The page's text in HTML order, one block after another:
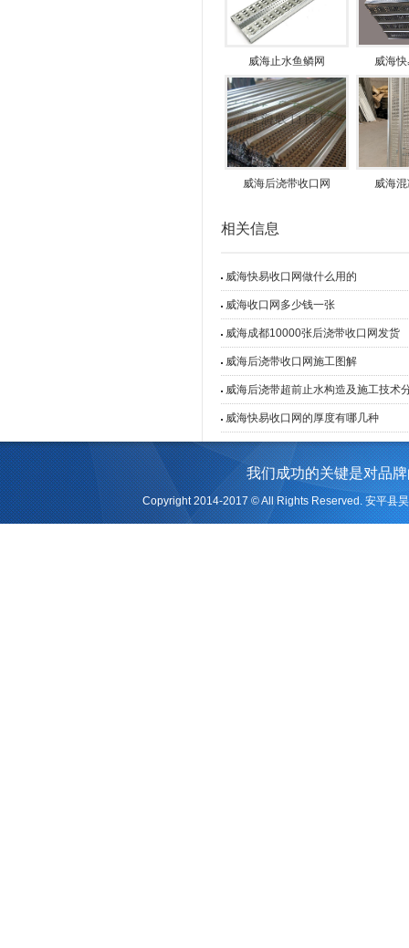
威海止水鱼鳞网 威海
威海后浇带收口网 威海
相关信息
威海快易收口网做什么用的
威海收口网多少钱一张
威海成都10000张后浇带收口网发货
威海后浇带收口网施工图解
威海后浇带超前止水构造及施工技术
威海快易收口网的厚度有哪几种
我们成功的关键是对品
Copyright 2014-2017 © All Rights Reserved. 安平县